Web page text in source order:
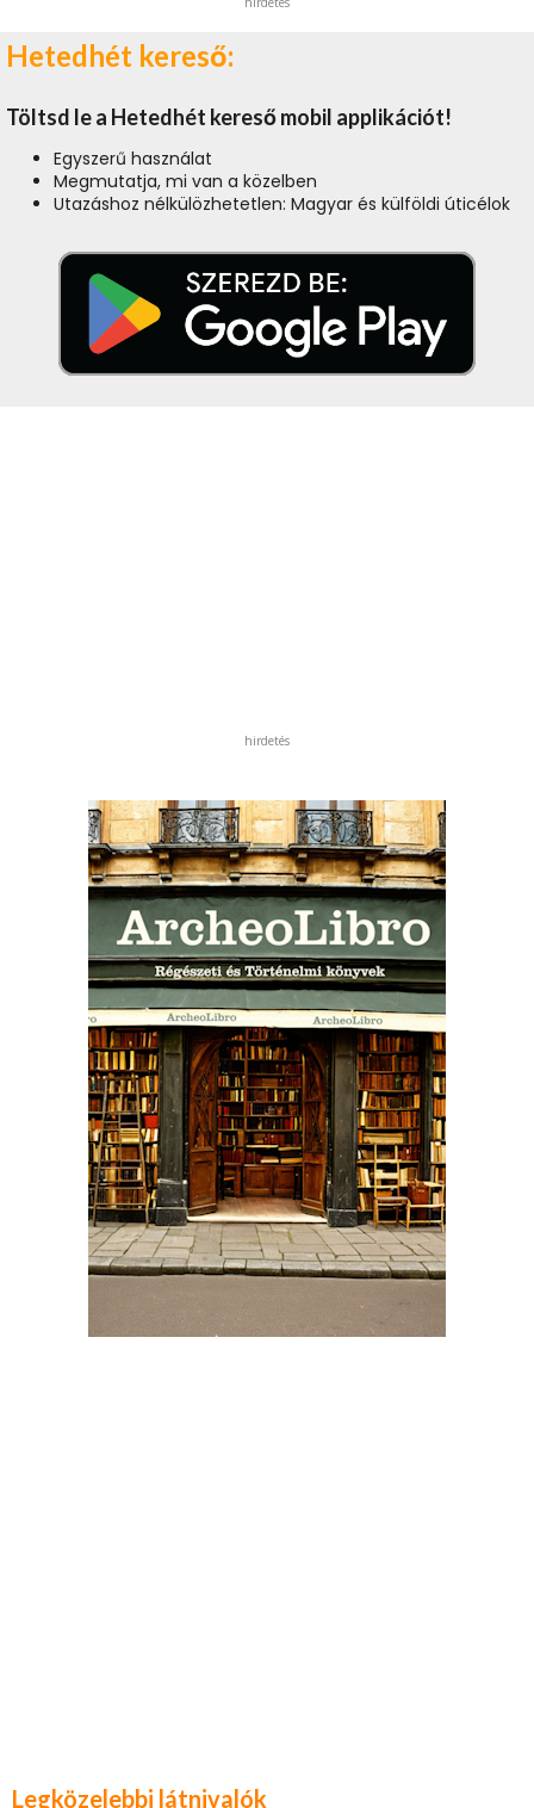
Hetedhét kereső:
Töltsd le a Hetedhét kereső mobil applikációt!
Egyszerű használat
Megmutatja, mi van a közelben
Utazáshoz nélkülözhetetlen: Magyar és külföldi úticélok
hirdetés
Legközelebbi látnivalók